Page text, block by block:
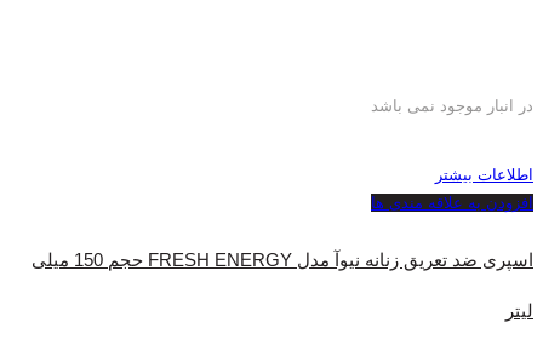
در انبار موجود نمی باشد
اطلاعات بیشتر
افزودن به علاقه مندی ها
اسپری ضد تعریق زنانه نیوآ مدل FRESH ENERGY حجم 150 میلی
لیتر